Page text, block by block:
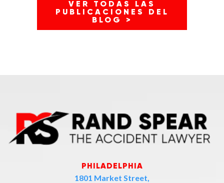
VER TODAS LAS
PUBLICACIONES DEL
BLOG >
PHILADELPHIA
1801 Market Street,